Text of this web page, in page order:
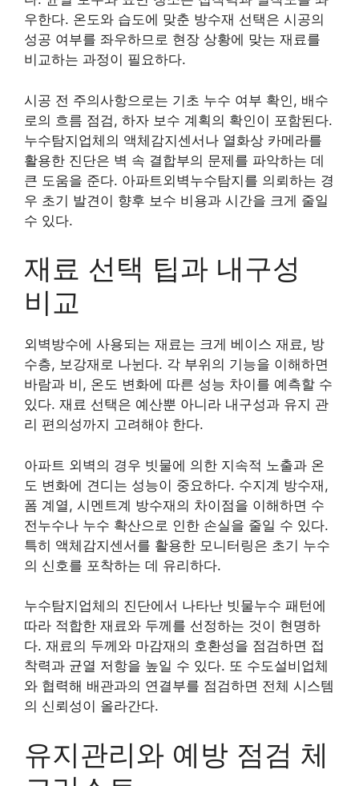
우한다. 온도와 습도에 맞춘 방수재 선택은 시공의
성공 여부를 좌우하므로 현장 상황에 맞는 재료를
비교하는 과정이 필요하다.
시공 전 주의사항으로는 기초 누수 여부 확인, 배수
로의 흐름 점검, 하자 보수 계획의 확인이 포함된다.
누수탐지업체의 액체감지센서나 열화상 카메라를
활용한 진단은 벽 속 결합부의 문제를 파악하는 데
큰 도움을 준다. 아파트외벽누수탐지를 의뢰하는 경
우 초기 발견이 향후 보수 비용과 시간을 크게 줄일
수 있다.
재료 선택 팁과 내구성
비교
외벽방수에 사용되는 재료는 크게 베이스 재료, 방
수층, 보강재로 나뉜다. 각 부위의 기능을 이해하면
바람과 비, 온도 변화에 따른 성능 차이를 예측할 수
있다. 재료 선택은 예산뿐 아니라 내구성과 유지 관
리 편의성까지 고려해야 한다.
아파트 외벽의 경우 빗물에 의한 지속적 노출과 온
도 변화에 견디는 성능이 중요하다. 수지계 방수재,
폼 계열, 시멘트계 방수재의 차이점을 이해하면 수
전누수나 누수 확산으로 인한 손실을 줄일 수 있다.
특히 액체감지센서를 활용한 모니터링은 초기 누수
의 신호를 포착하는 데 유리하다.
누수탐지업체의 진단에서 나타난 빗물누수 패턴에
따라 적합한 재료와 두께를 선정하는 것이 현명하
다. 재료의 두께와 마감재의 호환성을 점검하면 접
착력과 균열 저항을 높일 수 있다. 또 수도설비업체
와 협력해 배관과의 연결부를 점검하면 전체 시스템
의 신뢰성이 올라간다.
유지관리와 예방 점검 체